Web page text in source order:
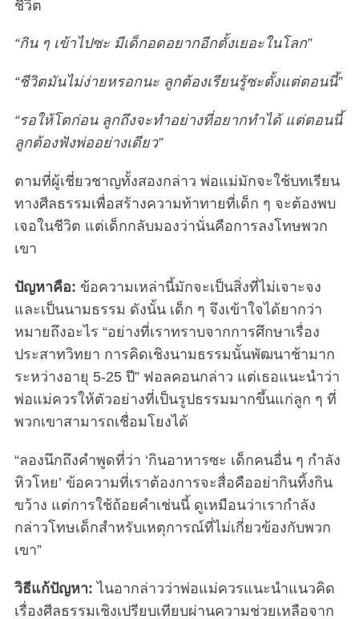
ชีวิต
“กิน ๆ เข้าไปซะ มีเด็กอดอยากอีกตั้งเยอะในโลก”
“ชีวิตมันไม่ง่ายหรอกนะ ลูกต้องเรียนรู้ซะตั้งแต่ตอนนี้”
“รอให้โตก่อน ลูกถึงจะทำอย่างที่อยากทำได้ แต่ตอนนี้
ลูกต้องฟังพ่ออย่างเดียว”
ตามที่ผู้เชี่ยวชาญทั้งสองกล่าว พ่อแม่มักจะใช้บทเรียน
ทางศีลธรรมเพื่อสร้างความท้าทายที่เด็ก ๆ จะต้องพบ
เจอในชีวิต แต่เด็กกลับมองว่านั่นคือการลงโทษพวก
เขา
ปัญหาคือ: ข้อความเหล่านี้มักจะเป็นสิ่งที่ไม่เจาะจง
และเป็นนามธรรม ดังนั้น เด็ก ๆ จึงเข้าใจได้ยากว่า
หมายถึงอะไร “อย่างที่เราทราบจากการศึกษาเรื่อง
ประสาทวิทยา การคิดเชิงนามธรรมนั้นพัฒนาช้ามาก
ระหว่างอายุ 5-25 ปี” ฟอลคอนกล่าว แต่เธอแนะนำว่า
พ่อแม่ควรให้ตัวอย่างที่เป็นรูปธรรมมากขึ้นแก่ลูก ๆ ที่
พวกเขาสามารถเชื่อมโยงได้
“ลองนึกถึงคำพูดที่ว่า ‘กินอาหารซะ เด็กคนอื่น ๆ กำลัง
หิวโหย’ ข้อความที่เราต้องการจะสื่อคืออย่ากินทิ้งกิน
ขว้าง แต่การใช้ถ้อยคำเช่นนี้ ดูเหมือนว่าเรากำลัง
กล่าวโทษเด็กสำหรับเหตุการณ์ที่ไม่เกี่ยวข้องกับพวก
เขา”
วิธีแก้ปัญหา: ไนอากล่าวว่าพ่อแม่ควรแนะนำแนวคิด
เรื่องศีลธรรมเชิงเปรียบเทียบผ่านความช่วยเหลือจาก